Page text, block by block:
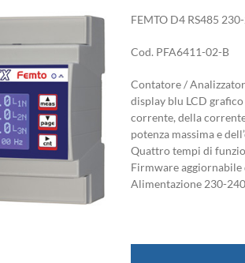
FEMTO D4 RS485
Cod. PFA6411-02-B
Contatore /
display blu LCD
corrente, della
potenza massima e
Quattro tempi di
Firmware
Alimentazione 230-